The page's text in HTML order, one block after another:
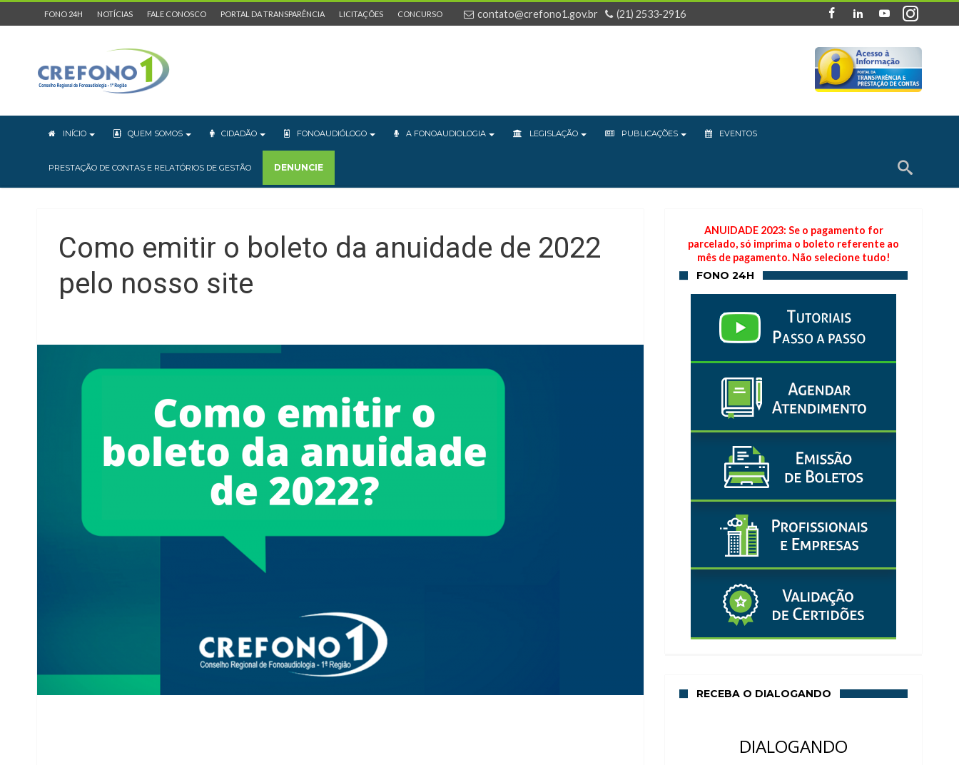
FONO 24H NOTÍCIAS FALE CONOSCO PORTAL DA TRANSPARÊNCIA LICITAÇÕES CONCURSO contato@crefono1.gov.br (21) 2533-2916
INÍCIO QUEM SOMOS CIDADÃO FONOAUDIÓLOGO A FONOAUDIOLOGIA LEGISLAÇÃO PUBLICAÇÕES EVENTOS
PRESTAÇÃO DE CONTAS E RELATÓRIOS DE GESTÃO DENUNCIE
Como emitir o boleto da anuidade de 2022
pelo nosso site
ANUIDADE 2023: Se o pagamento for
parcelado, só imprima o boleto referente ao
mês de pagamento. Não selecione tudo!
FONO 24H
RECEBA O DIALOGANDO
DIALOGANDO